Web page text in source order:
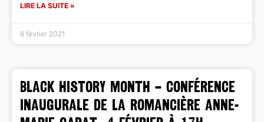
LIRE LA SUITE »
8 février 2021
BLACK HISTORY MONTH – Conférence
inaugurale de la romancière Anne-